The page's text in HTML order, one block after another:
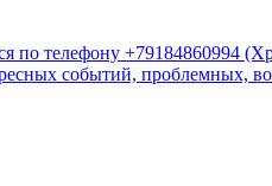
телефону +79184860994
событий, проблемных,